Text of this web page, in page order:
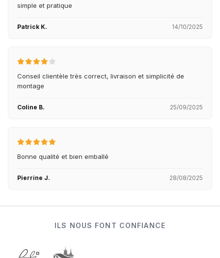
simple et pratique
Patrick K. 14/10/2025
Conseil clientèle très correct, livraison et simplicité de
montage
Coline B. 25/09/2025
Bonne qualité et bien emballé
Pierrine J. 28/08/2025
ILS NOUS FONT CONFIANCE